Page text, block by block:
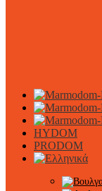
HYDOM
PRODOM